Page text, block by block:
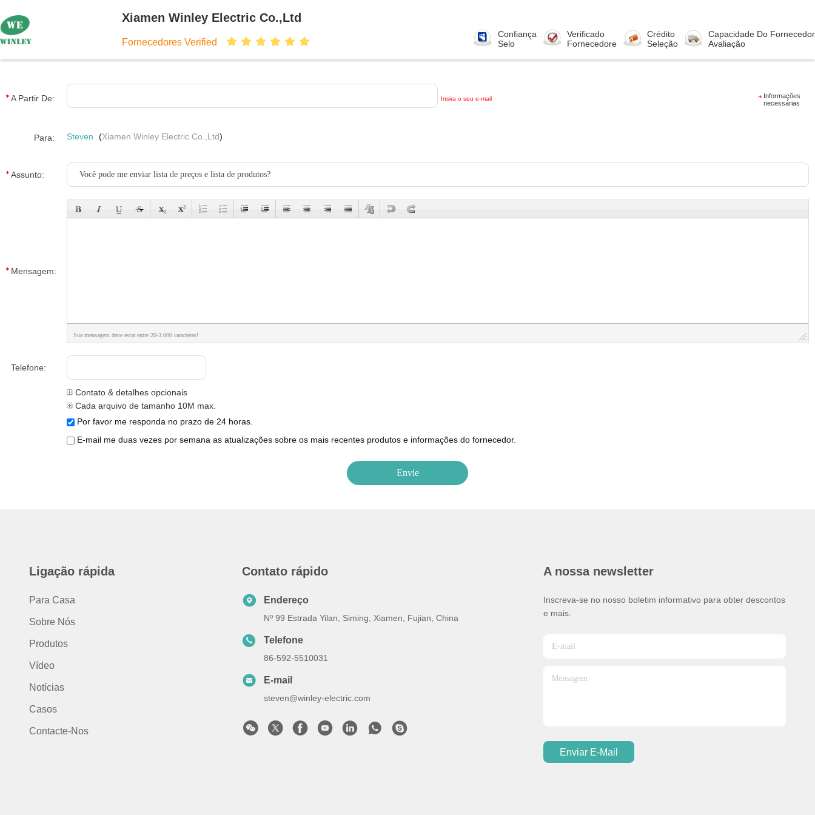
Xiamen Winley Electric Co.,Ltd
Fornecedores Verified
Confiança
Selo
Verificado
Fornecedore
Crédito
Seleção
Capacidade Do Fornecedor
Avaliação
A Partir De: Insira o seu e-mail
Informações
necessárias
Para: Steven (Xiamen Winley Electric Co.,Ltd)
Assunto:
Mensagem:
Sua mensagem deve estar entre 20-3.000 caracteres!
Telefone:
Contato & detalhes opcionais
Cada arquivo de tamanho 10M max.
Por favor me responda no prazo de 24 horas.
E-mail me duas vezes por semana as atualizações sobre os mais recentes produtos e informações do fornecedor.
Ligação rápida
Para Casa
Sobre Nós
Produtos
Vídeo
Notícias
Casos
Contacte-Nos
Contato rápido
Endereço
Nº 99 Estrada Yilan, Siming, Xiamen, Fujian, China
Telefone
86-592-5510031
E-mail
steven@winley-electric.com
A nossa newsletter
Inscreva-se no nosso boletim informativo para obter descontos
e mais.
Enviar E-Mail